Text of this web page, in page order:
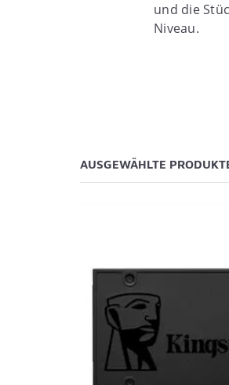
und die
Niveau.
AUSGEWÄHLTE